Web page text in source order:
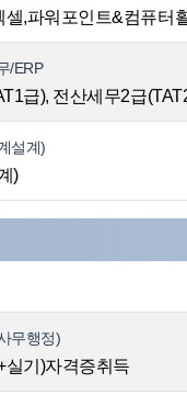
셀,파워포인트&컴퓨터
/ERP
급), 전산세무2급
설계)
)
무행정)
실기)자격증취득